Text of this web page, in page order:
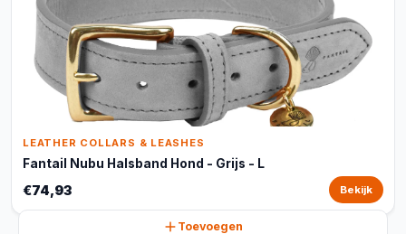
LEATHER COLLARS & LEASHES
Fantail Nubu Halsband Hond - Grijs - L
€74,93 Bekijk
Toevoegen